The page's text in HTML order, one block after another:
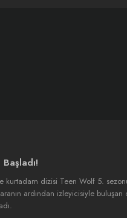
kurtadam dizisi Teen Wolf 5.
ardından izleyicisiyle buluşan